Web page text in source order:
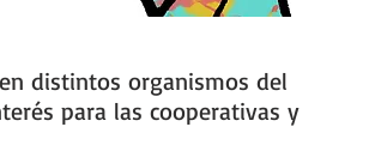
distintos organismos del
para las cooperativas y